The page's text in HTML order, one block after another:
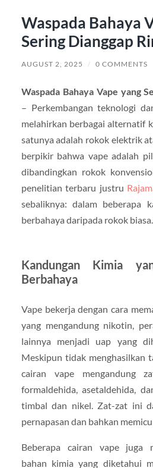
Waspada Bahaya
Sering Dianggap
AUGUST 2, 2025 / 0 COMMENTS
Waspada Bahaya Vape yang
– Perkembangan teknologi
melahirkan berbagai alternatif
satunya adalah rokok elektrik
berpikir bahwa vape adalah
dibandingkan rokok
penelitian terbaru justru
sebaliknya: dalam beberapa
berbahaya daripada rokok
Kandungan Kimia
Berbahaya
Vape bekerja dengan cara
yang mengandung nikotin,
lainnya menjadi uap yang
Meskipun tidak menghasilkan
cairan vape mengandung
formaldehida, asetaldehida,
timbal dan nikel. Zat-zat ini
pernapasan dan bahkan
Beberapa cairan vape juga
bahan kimia yang diketahui